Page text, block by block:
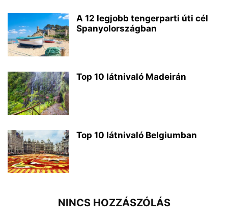
A 12 legjobb tengerparti úti cél
Spanyolországban
Top 10 látnivaló Madeirán
Top 10 látnivaló Belgiumban
NINCS HOZZÁSZÓLÁS